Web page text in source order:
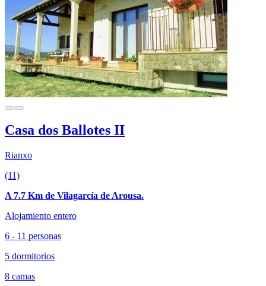
Casa dos Ballotes II
Rianxo
(11)
A 7.7 Km de Vilagarcía de Arousa.
Alojamiento entero
6 - 11 personas
5 dormitorios
8 camas